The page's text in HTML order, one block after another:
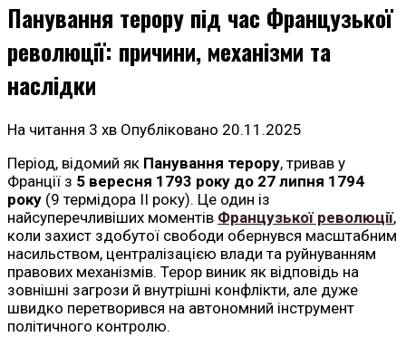
Панування терору під час Французької
революції: причини, механізми та
наслідки
На читання 3 хв Опубліковано 20.11.2025
Період, відомий як Панування терору, тривав у
Франції з 5 вересня 1793 року до 27 липня 1794
року (9 термідора II року). Це один із
найсуперечливіших моментів Французької революції,
коли захист здобутої свободи обернувся масштабним
насильством, централізацією влади та руйнуванням
правових механізмів. Терор виник як відповідь на
зовнішні загрози й внутрішні конфлікти, але дуже
швидко перетворився на автономний інструмент
політичного контролю.